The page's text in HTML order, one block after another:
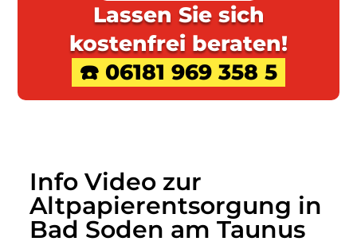
Lassen Sie sich
kostenfrei beraten!
☎️ 06181 969 358 5
Info Video zur
Altpapierentsorgung in
Bad Soden am Taunus